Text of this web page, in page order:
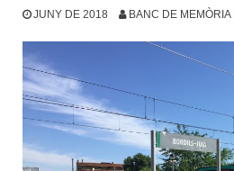
JUNY DE 2018 BANC DE